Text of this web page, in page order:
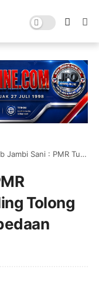
: PMR Tumbuhkan Sikap Saling Tolong Menolong Tanpa Perbedaan
Tolong